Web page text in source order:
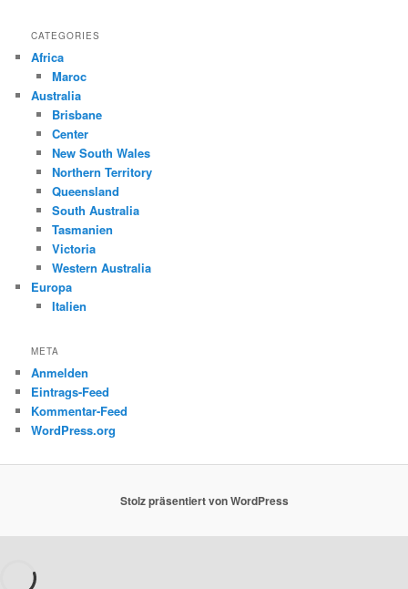
CATEGORIES
Africa
Maroc
Australia
Brisbane
Center
New South Wales
Northern Territory
Queensland
South Australia
Tasmanien
Victoria
Western Australia
Europa
Italien
META
Anmelden
Eintrags-Feed
Kommentar-Feed
WordPress.org
Stolz präsentiert von WordPress